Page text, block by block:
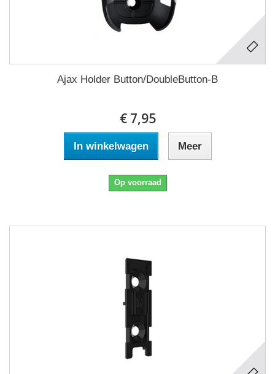
Ajax Holder Button/DoubleButton-B
€ 7,95
In winkelwagen Meer
Op voorraad